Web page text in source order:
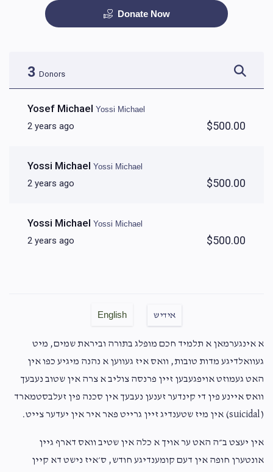
Donate Now
3 Donors
Yosef Michael Yossi Michael
2 years ago $500.00
Yossi Michael Yossi Michael
2 years ago $500.00
Yossi Michael Yossi Michael
2 years ago $500.00
English אידיש
א אינגערמאן א תלמיד חכם מופלג בתורה וביראת שמים, מיט
געוואלדיגע מדות טובות, וואס איז געווען א נהנה מיגיע כפו אין
האט געמוזט אויפגעבען זיין פרנסה צוליב א צרה אין שטוב נעבעך
וואס איינע פין די קינדער זענען נעבעך אין סכנה פין זעלבסטמארד
(suicidal) אין מיז שטענדיג זיין גרייט פאר איר אין יעדער צייט.
אין יעצט ב״ה האט ער אויך א כלה אין שטיב וואס דארף גיין
אונטערן חופה אין דעם קומענדיגע חודש, ס׳איז נישט דא קיין